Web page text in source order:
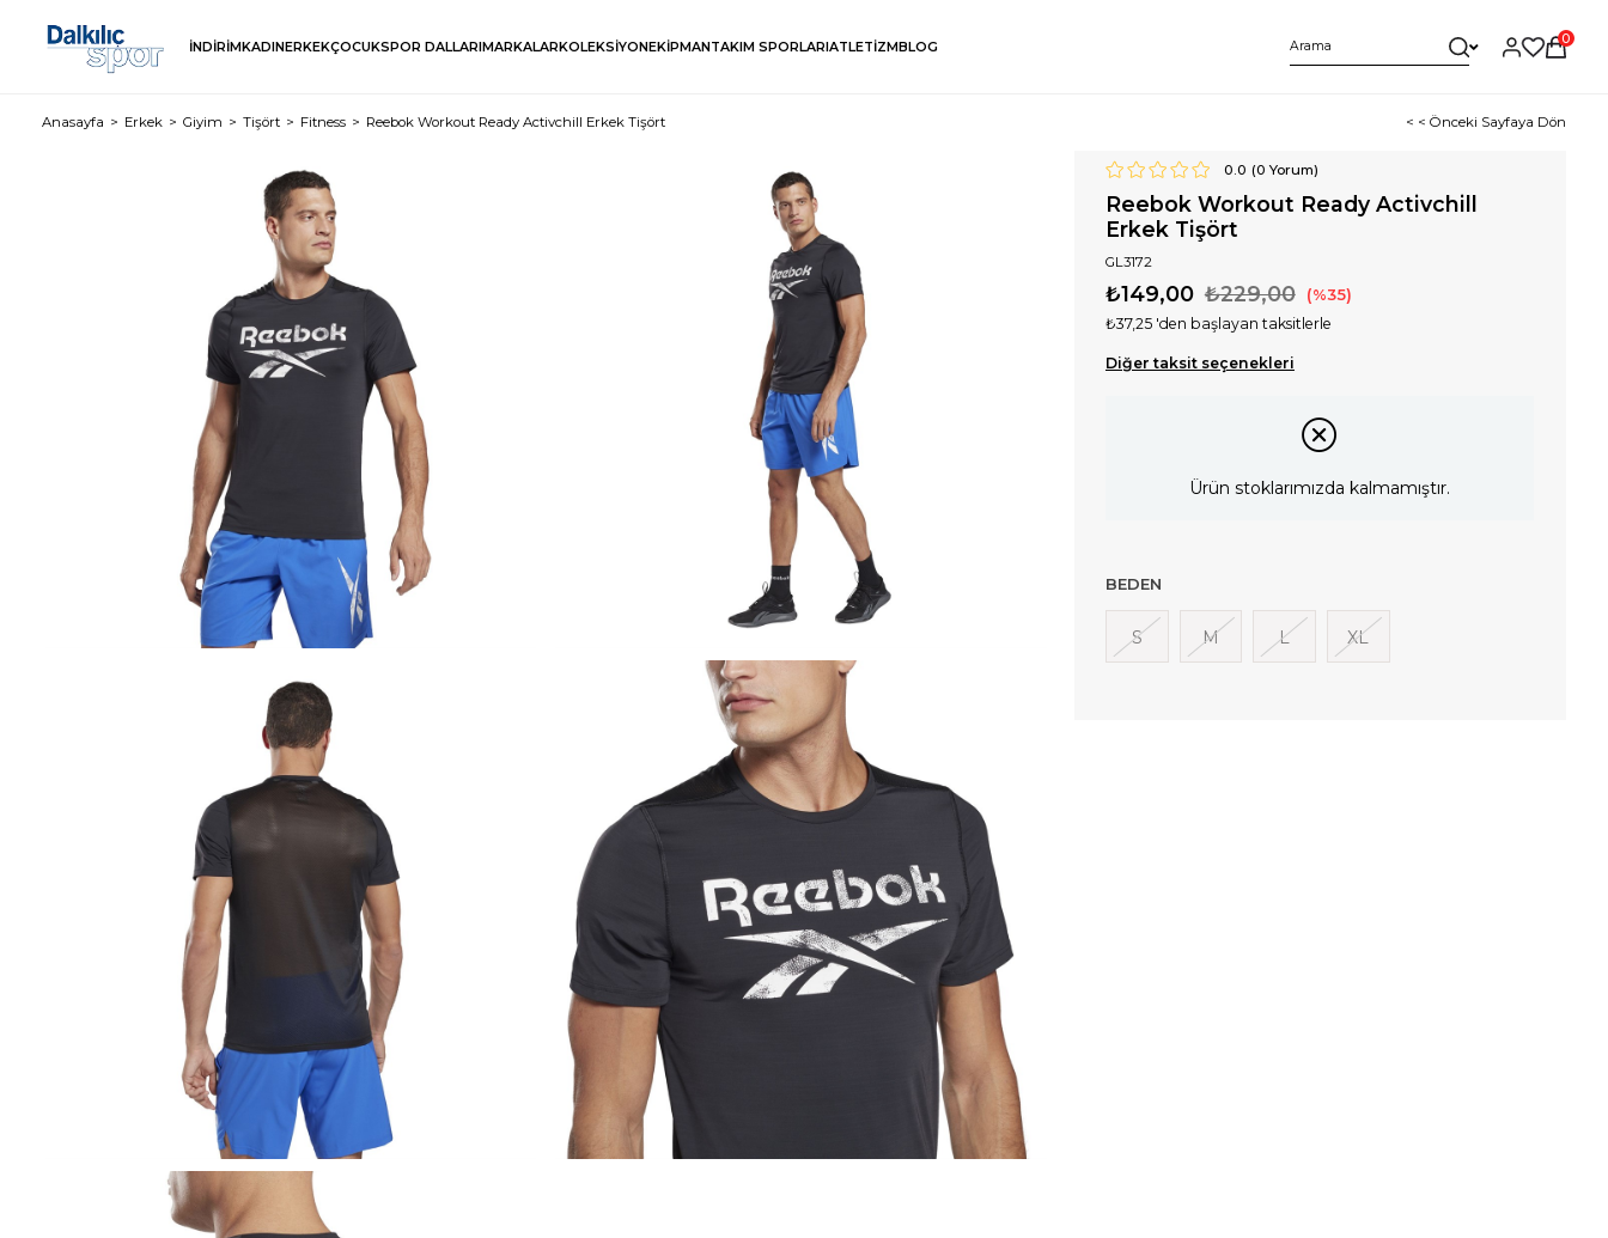
İNDİRİMKADINERKEKÇOCUKSPOR DALLARIMARKALARKOLEKSİYONEKİPMANTAKIM SPORLARIATLETİZMBLOG
0
Anasayfa Erkek Giyim Tişört Fitness Reebok Workout Ready Activchill Erkek Tişört < < Önceki Sayfaya Dön
0.0 (0 Yorum)
Reebok Workout Ready Activchill
Erkek Tişört
GL3172
₺229,00
₺149,00 35
₺37,25 'den başlayan taksitlerle
Diğer taksit seçenekleri
Ürün stoklarımızda kalmamıştır.
BEDEN
S M L XL